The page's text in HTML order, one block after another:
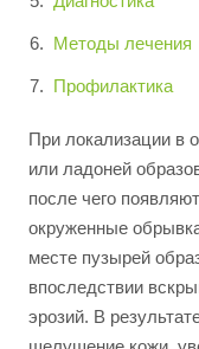
Методы лечения
Профилактика
При локализации в
или ладоней
после чего
окруженные
месте пузырей
впоследствии
эрозий. В